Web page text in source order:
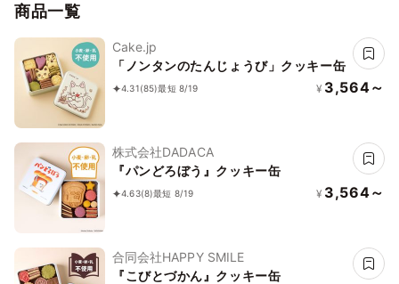
商品一覧
Cake.jp
「ノンタンのたんじょうび」クッキー缶
4.31(85)最短 8/19 ¥ 3,564～
株式会社DADACA
『パンどろぼう』クッキー缶
4.63(8)最短 8/19 ¥ 3,564～
合同会社HAPPY SMILE
『こびとづかん』クッキー缶